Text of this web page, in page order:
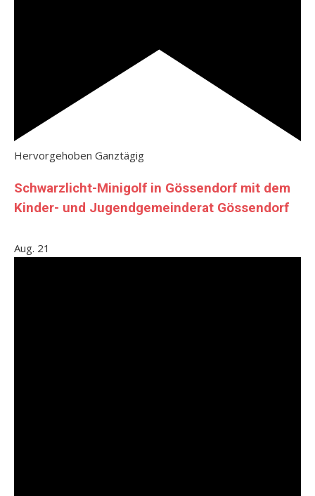
Hervorgehoben Ganztägig
Schwarzlicht-Minigolf in Gössendorf mit dem
Kinder- und Jugendgemeinderat Gössendorf
Aug. 21